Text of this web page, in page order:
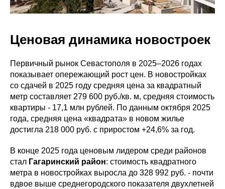
Ценовая динамика новостроек
Первичный рынок Севастополя в 2025–2026 годах
показывает опережающий рост цен. В новостройках
со сдачей в 2025 году средняя цена за квадратный
метр составляет 279 600 руб./кв. м, средняя стоимость
квартиры - 17,1 млн рублей. По данным октября 2025
года, средняя цена «квадрата» в новом жилье
достигла 218 000 руб. с приростом +24,6% за год.
В конце 2025 года ценовым лидером среди районов
стал Гагаринский район: стоимость квадратного
метра в новостройках выросла до 328 992 руб. - почти
вдвое выше среднегородского показателя двухлетней